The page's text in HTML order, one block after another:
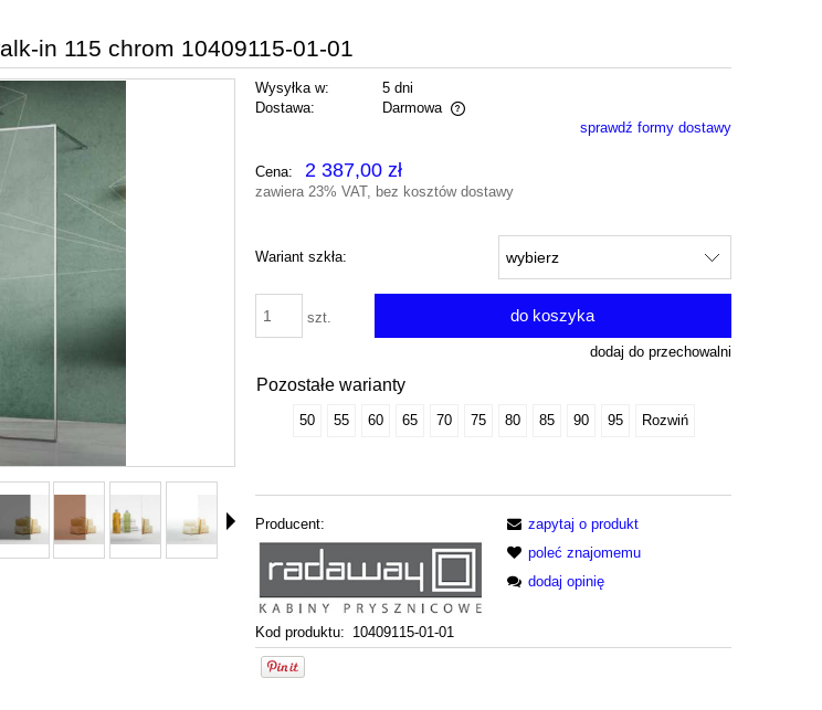
in 115 chrom 10409115-01-01
Wysyłka w:
5 dni
Dostawa:
Darmowa
sprawdź formy dostawy
Cena: 2 387,00 zł
zawiera 23% VAT, bez kosztów dostawy
Wariant szkła:
szt. do koszyka
dodaj do przechowalni
Pozostałe warianty
50 55 60 65 70 75 80 85 90 95 Rozwiń
Producent:
Kod produktu: 10409115-01-01
zapytaj o produkt
poleć znajomemu
dodaj opinię